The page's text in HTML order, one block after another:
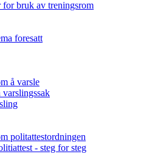
for bruk av treningsrom
foresatt
å varsle
varslingssak
politattestordningen
- steg for steg